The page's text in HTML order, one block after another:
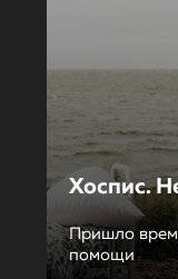
Хоспис.
Пришло
помощи